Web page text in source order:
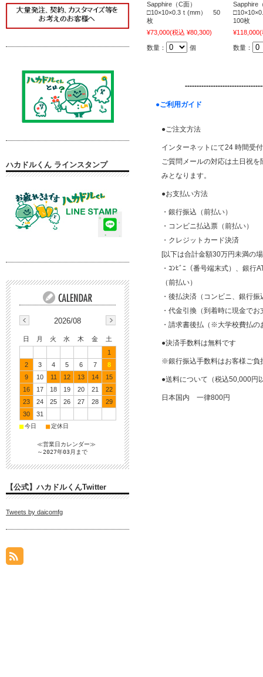
Sapphire（C面）
□10×10×0.3ｔ(mm） 50
枚
¥73,000(税込 ¥80,300)
数量： 個
Sapphire
100枚
¥118,000(
数量：
●ご利用ガイド
●ご注文方法
インターネットにて24 時間受
ご質問メールの対応は土日祝
みとなります。
●お支払い方法
・銀行振込（前払い）
・コンビニ払込票（前払い）
・クレジットカード決済
[以下は合計金額30万円未満の
・ｺﾝﾋﾞﾆ（番号端末式）、銀行
（前払い）
・後払決済（コンビニ、銀行
・代金引換（到着時に現金でお
・請求書後払（※大学校費払の
●決済手数料は無料です
※銀行振込手数料はお客様ご負
●送料について（税込50,000円
日本国内 一律800円
ハカドルくん ラインスタンプ
2026/08
日 月 火 水 木 金
土
1
2
3 4 5 6 7
8
9
10 11 12 13 14
15
16
17 18 19 20 21
22
23
24 25 26 27 28
29
30
31
■今日 ■定休日
≪営業日カレンダー≫
～2027年03月まで
【公式】ハカドルくんTwitter
Tweets by daicomfg